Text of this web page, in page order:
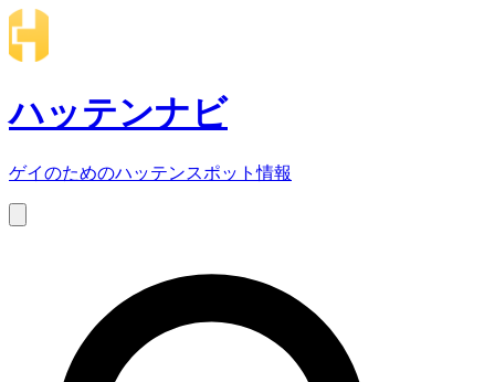
ハッテンナビ
ゲイのためのハッテンスポット情報